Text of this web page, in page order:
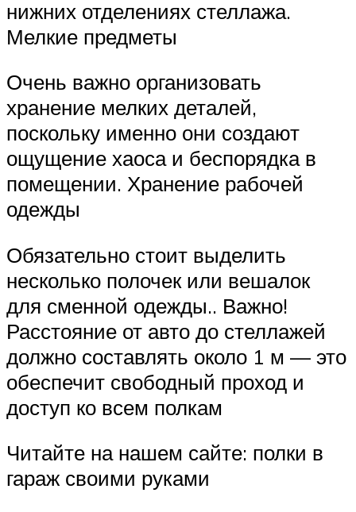
нижних отделениях стеллажа.
Мелкие предметы
Очень важно организовать
хранение мелких деталей,
поскольку именно они создают
ощущение хаоса и беспорядка в
помещении. Хранение рабочей
одежды
Обязательно стоит выделить
несколько полочек или вешалок
для сменной одежды.. Важно!
Расстояние от авто до стеллажей
должно составлять около 1 м — это
обеспечит свободный проход и
доступ ко всем полкам
Читайте на нашем сайте: полки в
гараж своими руками